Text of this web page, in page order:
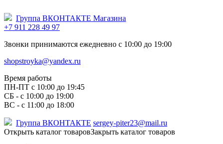
Группа ВКОНТАКТЕ Магазина
+7 911 228 49 97
Звонки принимаются ежедневно с 10:00 до 19:00
shopstroyka@yandex.ru
Время работы
ПН-ПТ c 10:00 до 19:45
СБ - с 10:00 до 19:00
ВС - с 11:00 до 18:00
Группа ВКОНТАКТЕ sergey-piter23@mail.ru
Открыть каталог товаровЗакрыть каталог товаров